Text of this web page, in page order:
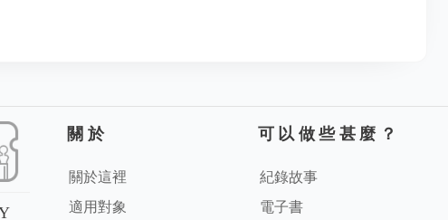
關於
關於這裡
適用對象
可以做些甚麼？
紀錄故事
電子書